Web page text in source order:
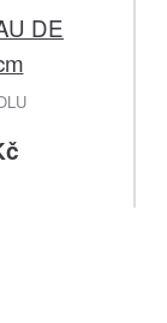
DE